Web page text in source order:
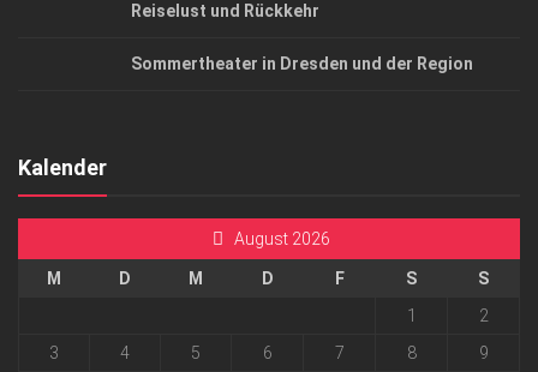
Reiselust und Rückkehr
Sommertheater in Dresden und der Region
Kalender
August 2026
M D M D F S
S
1
2
3
4 5 6 7 8
9